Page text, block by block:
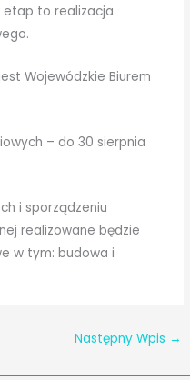
etap to realizacja
Wojewódzkie Biurem
– do 30 sierpnia
i sporządzeniu
realizowane będzie
w tym: budowa i
Następny Wpis →